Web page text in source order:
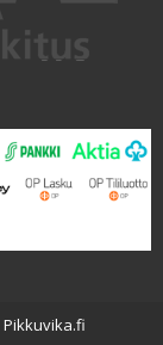
Pikkuvika.fi